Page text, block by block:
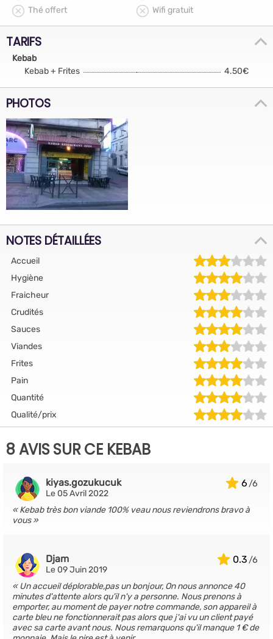
Thé offert
Wifi gratuit
TARIFS
Kebab
Kebab + Frites
4.50€
PHOTOS
NOTES DÉTAILLÉES
Accueil
Hygiène
Fraicheur
Crudités
Sauces
Viandes
Frites
Pain
Quantité
Qualité/prix
8 AVIS SUR CE KEBAB
6
kiyas.gozukucuk
Le 05 Avril 2022
Kebab très bon viande 100% veau nous reviendrons bravo à
vous
0.3
Djam
Le 09 Juin 2019
Un accueil déplorable,pas un bonjour, On nous annonce 40
minutes d'attente alors qu'il n'y a personne. Nous prenons à
emporter, au moment de payer notre commande, son appareil à
carte bleu ne fonctionnerait pas alors que j'ai vu un client payé
avec sa carte avant nous. Nous remarquons qu'il manque 1 € de